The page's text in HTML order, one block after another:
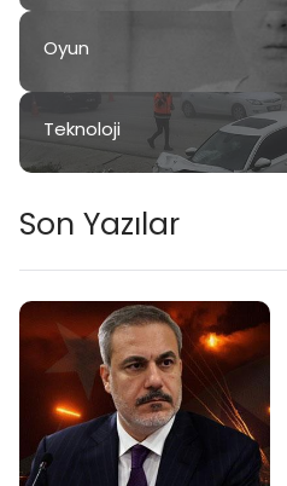
Oyun
Teknoloji
Son Yazılar